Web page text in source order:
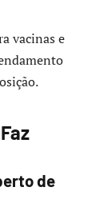
vacinas e
de